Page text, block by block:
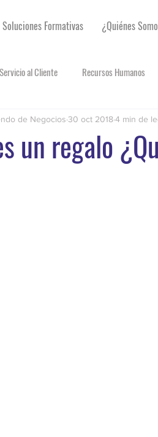
Soluciones Formativas ¿Quiénes
al Cliente Recursos Humanos
un regalo
de Negocios 30 oct 20184 min de